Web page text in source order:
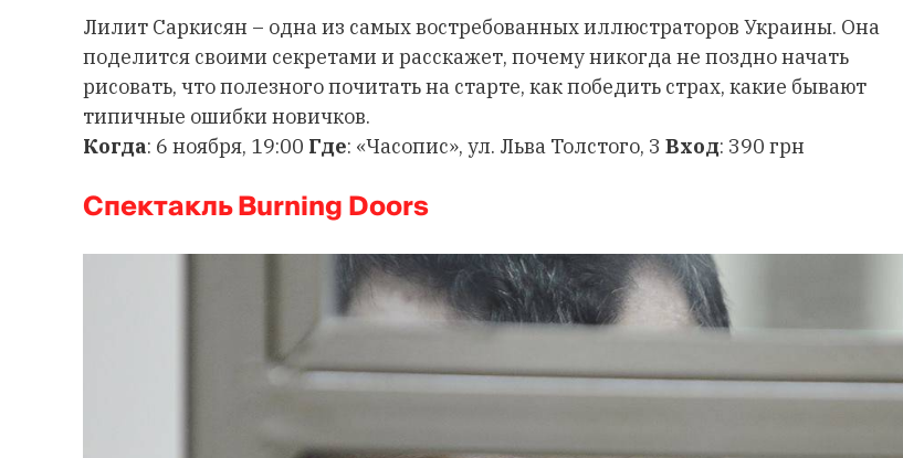
Лилит Саркисян – одна из самых востребованных иллюстраторов Украины. Она
поделится своими секретами и расскажет, почему никогда не поздно начать
рисовать, что полезного почитать на старте, как победить страх, какие бывают
типичные ошибки новичков.
Когда: 6 ноября, 19:00 Где: «Часопис», ул. Льва Толстого, 3 Вход: 390 грн
Спектакль Burning Doors